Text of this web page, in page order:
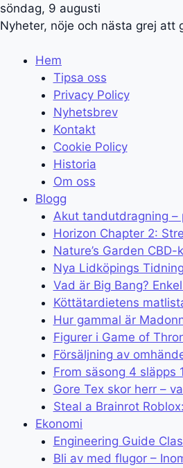
söndag, 9 augusti
Nyheter, nöje och nästa grej att
Hem
Tipsa oss
Privacy Policy
Nyhetsbrev
Kontakt
Cookie Policy
Historia
Om oss
Blogg
Akut tandutdragning
Horizon Chapter 2:
Nature’s Garden
Nya Lidköpings
Vad är Big Bang?
Köttätardietens
Hur gammal är
Figurer i Game of
Försäljning av
From säsong 4 släpps
Gore Tex skor herr –
Steal a Brainrot
Ekonomi
Engineering Guide
Bli av med flugor –